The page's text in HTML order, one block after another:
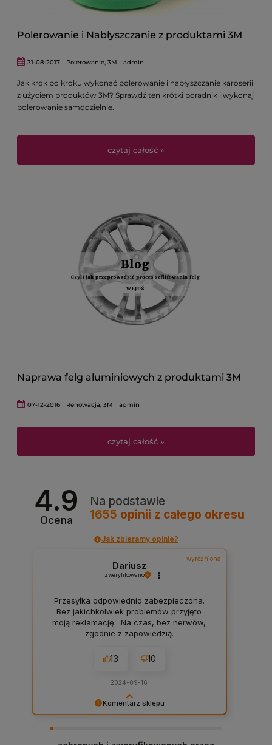
Polerowanie i Nabłyszczanie z produktami 3M
31-08-2017 Polerowanie,3M admin
Jak krok po kroku wykonać polerowanie i nabłyszczanie karoserii
z użyciem produktów 3M? Sprawdź ten krótki poradnik i wykonaj
polerowanie samodzielnie.
czytaj całość »
Naprawa felg aluminiowych z produktami 3M
07-12-2016 Renowacja,3M admin
czytaj całość »
4.9
Ocena
Na podstawie
1655 opinii z całego okresu
Jak zbieramy opinie?
Komentarz sklepu
wyróżniona
Dariusz
zweryfikowano
Przesyłka odpowiednio zabezpieczona.
Bez jakichkolwiek problemów przyjęto
moją reklamację. Na czas, bez nerwów,
zgodnie z zapowiedzią.
13 10
2024-09-16